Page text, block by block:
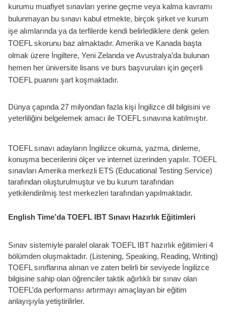
kurumu muafiyet sınavları yerine geçme veya kalma kavramı
bulunmayan bu sınavı kabul etmekte, birçok şirket ve kurum
işe alımlarında ya da terfilerde kendi belirlediklere denk gelen
TOEFL skorunu baz almaktadır. Amerika ve Kanada başta
olmak üzere İngiltere, Yeni Zelanda ve Avustralya’da bulunan
hemen her üniversite lisans ve burs başvuruları için geçerli
TOEFL puanını şart koşmaktadır.
Dünya çapında 27 milyondan fazla kişi İngilizce dil bilgisini ve
yeterliliğini belgelemek amacı ile TOEFL sınavına katılmıştır.
TOEFL sınavı adayların İngilizce okuma, yazma, dinleme,
konuşma becerilerini ölçer ve internet üzerinden yapılır. TOEFL
sınavları Amerika merkezli ETS (Educational Testing Service)
tarafından oluşturulmuştur ve bu kurum tarafından
yetkilendirilmiş test merkezleri tarafından yapılmaktadır.
English Time’da TOEFL IBT Sınavı Hazırlık Eğitimleri
Sınav sistemiyle paralel olarak TOEFL IBT hazırlık eğitimleri 4
bölümden oluşmaktadır. (Listening, Speaking, Reading, Writing)
TOEFL sınıflarına alınan ve zaten belirli bir seviyede İngilizce
bilgisine sahip olan öğrenciler taktik ağırlıklı bir sınav olan
TOEFL’da performansı artırmayı amaçlayan bir eğitim
anlayışıyla yetiştirilirler.